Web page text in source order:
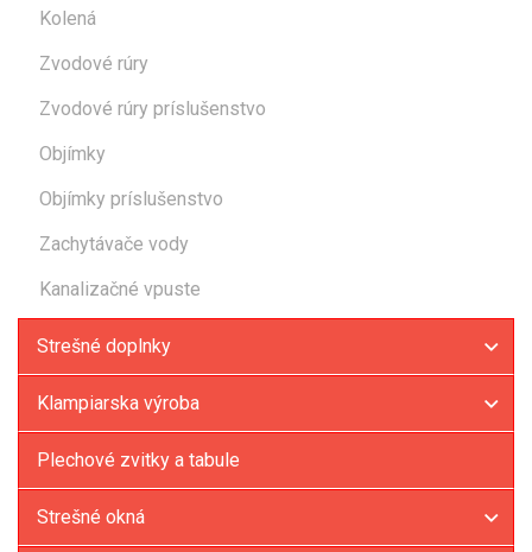
Kolená
Zvodové rúry
Zvodové rúry príslušenstvo
Objímky
Objímky príslušenstvo
Zachytávače vody
Kanalizačné vpuste
Strešné doplnky
Klampiarska výroba
Plechové zvitky a tabule
Strešné okná